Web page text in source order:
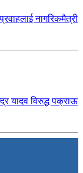
नागरिकमैत्री
यादव विरुद्ध पक्राऊ